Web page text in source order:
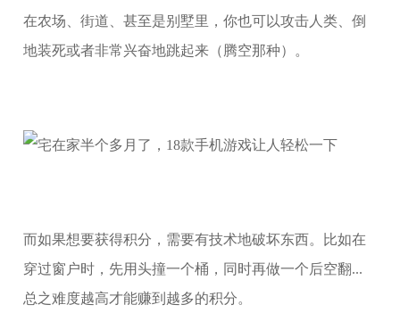
在农场、街道、甚至是别墅里，你也可以攻击人类、倒
地装死或者非常兴奋地跳起来（腾空那种）。
而如果想要获得积分，需要有技术地破坏东西。比如在
穿过窗户时，先用头撞一个桶，同时再做一个后空翻...
总之难度越高才能赚到越多的积分。